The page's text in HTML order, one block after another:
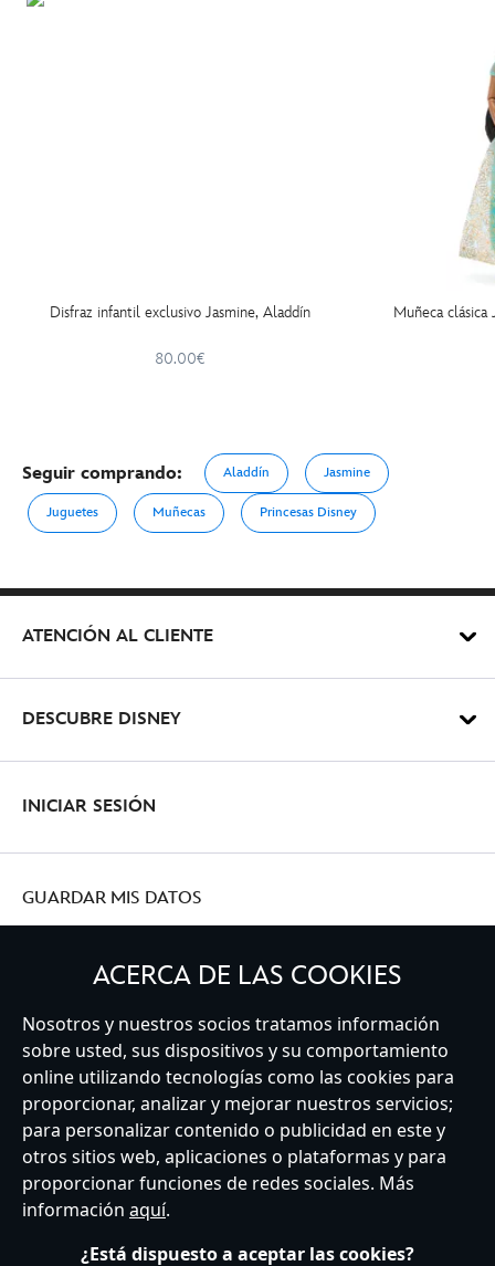
Disfraz infantil exclusivo Jasmine, Aladdín
80.00€
Muñeca clásica
Seguir comprando: Aladdín Jasmine
Juguetes Muñecas Princesas Disney
ATENCIÓN AL CLIENTE
DESCUBRE DISNEY
INICIAR SESIÓN
GUARDAR MIS DATOS
Spain
Atención al Cliente Términos de Uso
Buscador de Tiendas
Mapa del Sitio
Política de Privacidad
Política de Cookies
Sobre Privacidad en la UE
Términos y Condiciones Generales
Gestionar su configuración de cookies
s172 Statements
Accessibility
© Disney © Disney•Pixar © & ™ Lucasfilm LTD © Marvel. Todos los derechos
ACERCA DE LAS COOKIES
Nosotros y nuestros socios tratamos información
sobre usted, sus dispositivos y su comportamiento
online utilizando tecnologías como las cookies para
proporcionar, analizar y mejorar nuestros servicios;
para personalizar contenido o publicidad en este y
otros sitios web, aplicaciones o plataformas y para
proporcionar funciones de redes sociales. Más
información aquí.
¿Está dispuesto a aceptar las cookies?